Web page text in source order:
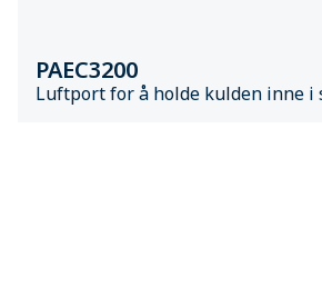
PAEC3200
Luftport for å holde kulden inne i